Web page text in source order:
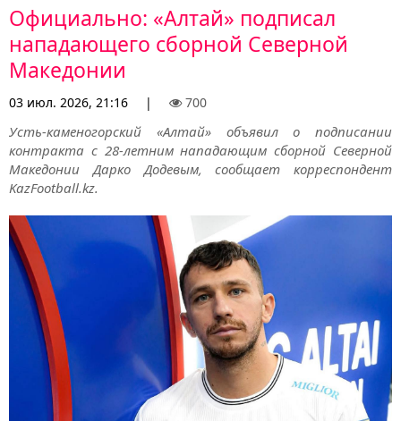
Официально: «Алтай» подписал
нападающего сборной Северной
Македонии
03 июл. 2026, 21:16 | 700
Усть-каменогорский «Алтай» объявил о подписании
контракта с 28-летним нападающим сборной Северной
Македонии Дарко Додевым, сообщает корреспондент
KazFootball.kz.